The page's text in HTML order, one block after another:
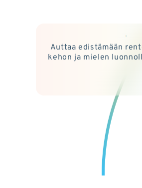
Auttaa edistämään
kehon ja mielen